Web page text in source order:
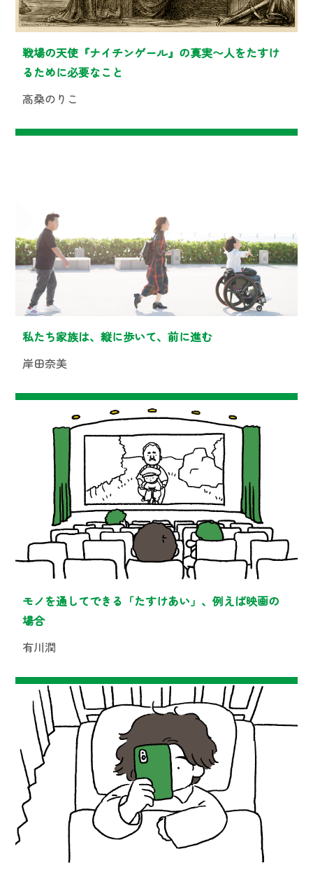
戦場の天使『ナイチンゲール』の真実〜人をたすけ
るために必要なこと
高桑のりこ
私たち家族は、縦に歩いて、前に進む
岸田奈美
モノを通してできる「たすけあい」、例えば映画の
場合
有川潤